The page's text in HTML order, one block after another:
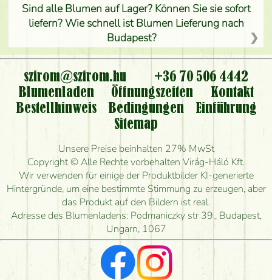
Sind alle Blumen auf Lager? Können Sie sie sofort
liefern? Wie schnell ist Blumen Lieferung nach
Budapest?
Ist der Blumenladen non stop geöffnet?
Kann ich den bestellten Blumenstrauß persönlich
nehmen oder nur per Blumenversand?
Ist eine Bestellung für ländliche Gebiete möglich?
Wie lange kann ich heute Blumen mit Lieferung
bestellen?
Wie schnell können Sie den Blumenstrauß
herstellen und wann können Sie ihn frühestens
liefern?
Ich suche rote Rosen, hast du welche?
szirom@szirom.hu
+36 70 506 4442
Blumenladen
Öffnungszeiten
Kontakt
Bestellhinweis
Bedingungen
Einführung
Sitemap
Unsere Preise beinhalten 27% MwSt
Copyright © Alle Rechte vorbehalten Virág-Háló Kft.
Wir verwenden für einige der Produktbilder KI-generierte
Hintergründe, um eine bestimmte Stimmung zu erzeugen, aber
das Produkt auf den Bildern ist real.
Adresse des Blumenladens: Podmaniczky str 39., Budapest,
Ungarn, 1067